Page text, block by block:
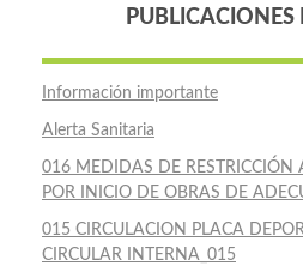
PUBLICACIONES
Información importante
Alerta Sanitaria
016 MEDIDAS DE RESTRICCIÓN
POR INICIO DE OBRAS DE
015 CIRCULACION PLACA
CIRCULAR INTERNA_015